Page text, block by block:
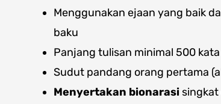
Menggunakan ejaan yang baik
baku
Panjang tulisan minimal 500
Sudut pandang orang pertama
Menyertakan bionarasi singkat